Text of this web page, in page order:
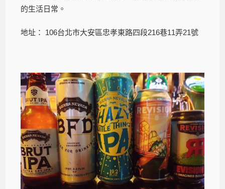
的生活日常。
地址： 106台北市大安區忠孝東路四段216巷11弄21號